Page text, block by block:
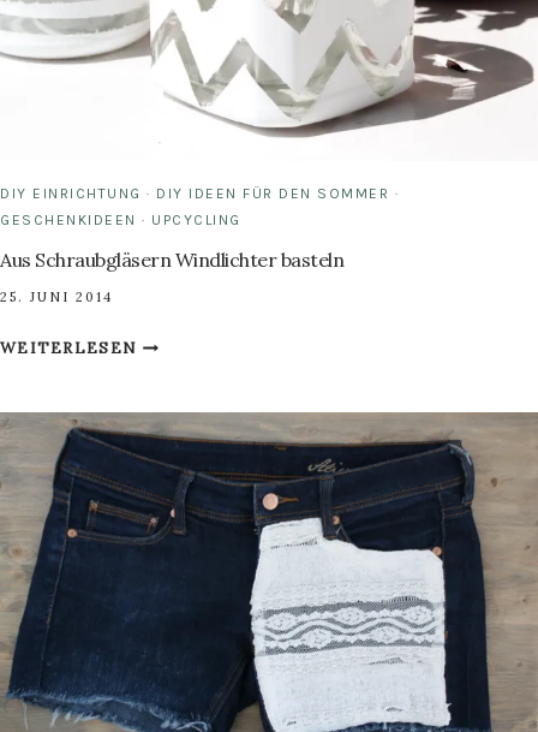
DIY EINRICHTUNG · DIY IDEEN FÜR DEN SOMMER ·
GESCHENKIDEEN · UPCYCLING
Aus Schraubgläsern Windlichter basteln
25. JUNI 2014
WEITERLESENAUS
BASTELN